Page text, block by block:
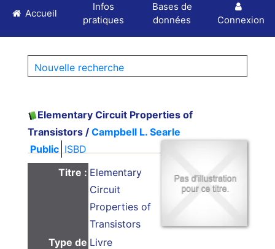
Nouvelle recherche
Elementary Circuit Properties of
Transistors/ Campbell L. Searle
Public ISBD
Titre : Elementary
Circuit
Properties of
Transistors
Type de Livre
Accueil
Infos
pratiques
Bases de
données
Connexion